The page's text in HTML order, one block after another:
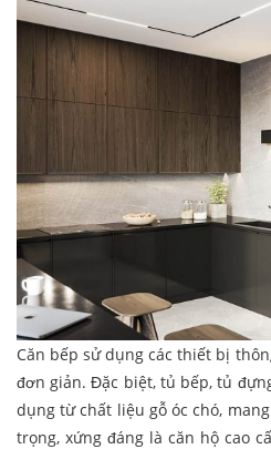
Căn bếp sử dụng các thiết bị
đơn giản. Đặc biệt, tủ bếp, tủ
dụng từ chất liệu gỗ óc chó,
trọng, xứng đáng là căn hộ cao